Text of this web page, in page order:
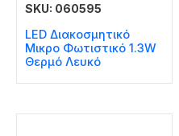
SKU: 060595
LED Διακοσμητικό
Μικρο Φωτιστικό 1.3W
Θερμό Λευκό